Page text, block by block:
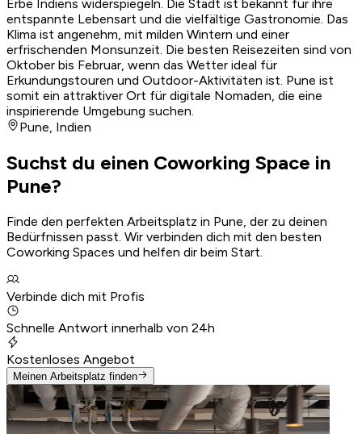
Erbe Indiens widerspiegeln. Die Stadt ist bekannt für ihre
entspannte Lebensart und die vielfältige Gastronomie. Das
Klima ist angenehm, mit milden Wintern und einer
erfrischenden Monsunzeit. Die besten Reisezeiten sind von
Oktober bis Februar, wenn das Wetter ideal für
Erkundungstouren und Outdoor-Aktivitäten ist. Pune ist
somit ein attraktiver Ort für digitale Nomaden, die eine
inspirierende Umgebung suchen.
Pune, Indien
Suchst du einen Coworking Space in
Pune?
Finde den perfekten Arbeitsplatz in Pune, der zu deinen
Bedürfnissen passt. Wir verbinden dich mit den besten
Coworking Spaces und helfen dir beim Start.
Verbinde dich mit Profis
Schnelle Antwort innerhalb von 24h
Kostenloses Angebot
Meinen Arbeitsplatz finden